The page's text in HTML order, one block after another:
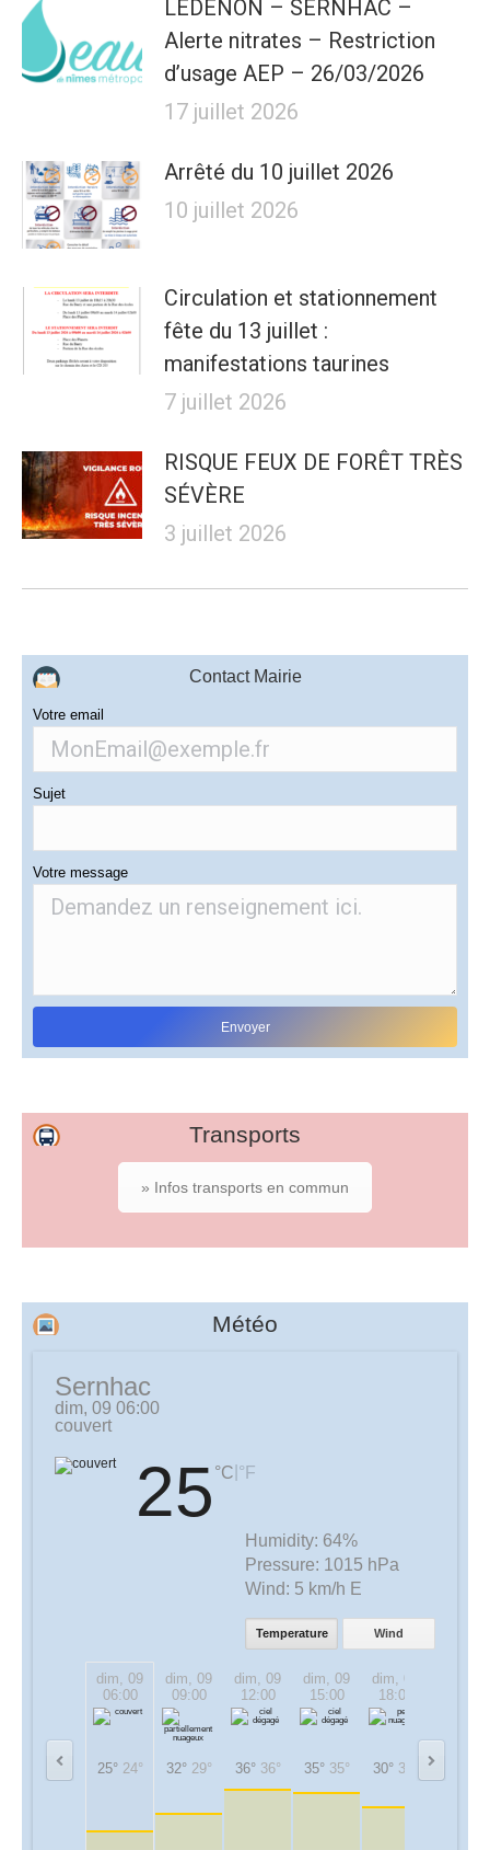
LEDENON – SERNHAC –
Alerte nitrates – Restriction
d’usage AEP – 26/03/2026
17 juillet 2026
Arrêté du 10 juillet 2026
10 juillet 2026
Circulation et stationnement
fête du 13 juillet :
manifestations taurines
7 juillet 2026
RISQUE FEUX DE FORÊT TRÈS
SÉVÈRE
3 juillet 2026
Contact Mairie
Votre email
Sujet
Votre message
Transports
» Infos transports en commun
Météo
Sernhac
dim, 09 06:00
couvert
25 °C °F
Humidity: 64%
Pressure: 1015 hPa
Wind: 5 km/h E
Temperature Wind
dim, 09
06:00
25° 24°
dim, 09
09:00
32° 29°
dim, 09
12:00
36° 36°
dim, 09
15:00
35° 35°
dim, 09
18:00
30° 30°